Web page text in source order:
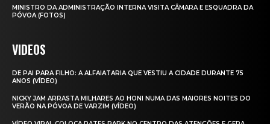
MINISTRO DA ADMINISTRAÇÃO INTERNA VISITA CÂMARA E ESQUADRA DA
PÓVOA (FOTOS)
VIDEOS
DE PAI PARA FILHO: A ALFAIATARIA QUE VESTIU A CIDADE DURANTE 75
ANOS (VÍDEO)
NICKY JAM ARRASTA MILHARES AO HONI NUMA DAS MAIORES NOITES DO
VERÃO NA PÓVOA DE VARZIM (VÍDEO)